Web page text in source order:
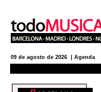
09 de agosto de 2026 | Agenda